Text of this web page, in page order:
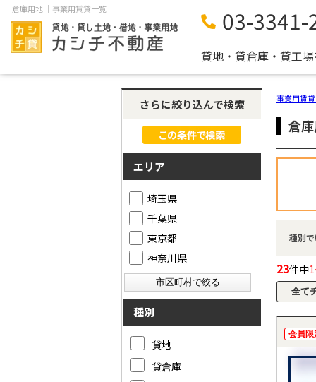
倉庫用地 ｜事業用賃貸一覧 03-3341-
貸地・貸倉庫・貸工
事業用賃
倉
種別
23件中
会員限
さらに絞り込んで検索
エリア
埼玉県
千葉県
東京都
神奈川県
種別
貸地
貸倉庫